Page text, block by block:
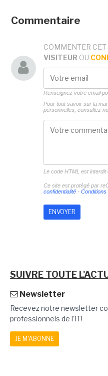
Commentaire
COMMENTER
VISITEUR OU
Renseignez votre email
Pour tout savoir sur la
personnelles, consultez
Le code HTML est
Ce site est protégé par
confidentialité- Conditions
SUIVRE TOUTE
Newsletter
Recevez notre newsletter
professionnels de l'IT!
JE M'ABONNE